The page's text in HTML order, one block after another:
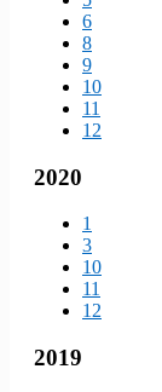
6
8
9
10
11
12
2020
1
3
10
11
12
2019